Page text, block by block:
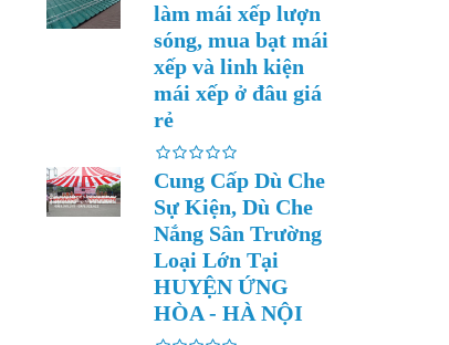
làm mái xếp lượn
sóng, mua bạt mái
xếp và linh kiện
mái xếp ở đâu giá
rẻ
Cung Cấp Dù Che
Sự Kiện, Dù Che
Nắng Sân Trường
Loại Lớn Tại
HUYỆN ỨNG
HÒA - HÀ NỘI